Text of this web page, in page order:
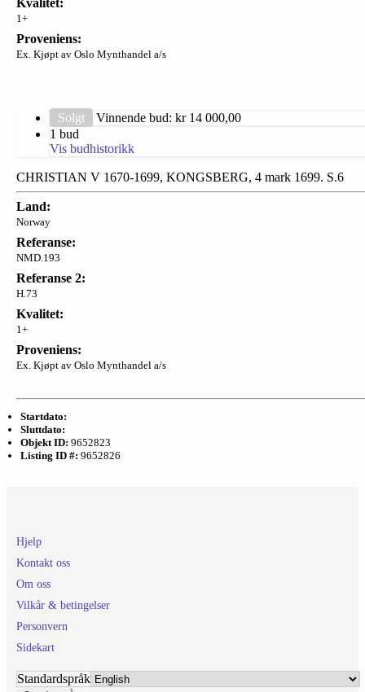
Kvalitet:
1+
Proveniens:
Ex. Kjøpt av Oslo Mynthandel a/s
Solgt Vinnende bud: kr 14 000,00
1 bud
Vis budhistorikk
CHRISTIAN V 1670-1699, KONGSBERG, 4 mark 1699. S.6
Land:
Norway
Referanse:
NMD.193
Referanse 2:
H.73
Kvalitet:
1+
Proveniens:
Ex. Kjøpt av Oslo Mynthandel a/s
Startdato:
Sluttdato:
Objekt ID: 9652823
Listing ID #: 9652826
Hjelp
Kontakt oss
Om oss
Vilkår & betingelser
Personvern
Sidekart
Standardspråk